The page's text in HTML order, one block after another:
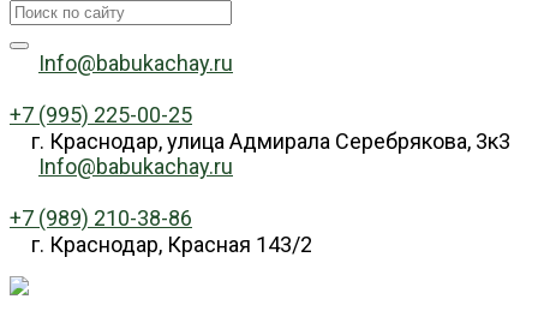
Info@babukachay.ru
+7 (995) 225-00-25
г. Краснодар, улица Адмирала Серебрякова, 3к3
Info@babukachay.ru
+7 (989) 210-38-86
г. Краснодар, Красная 143/2